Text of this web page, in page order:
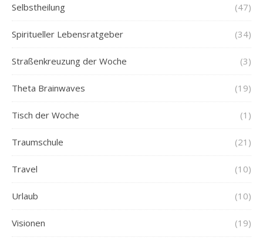
Selbstheilung (47)
Spiritueller Lebensratgeber (34)
Straßenkreuzung der Woche (3)
Theta Brainwaves (19)
Tisch der Woche (1)
Traumschule (21)
Travel (10)
Urlaub (10)
Visionen (19)